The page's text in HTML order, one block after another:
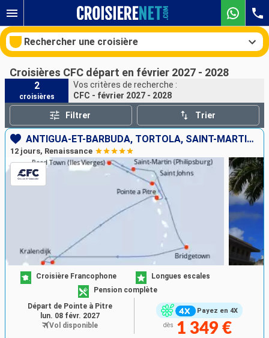
Rechercher une croisière
Nos destinations
Mois de départ
Ports Compagnies
Rechercher
Croisières CFC départ en février 2027 - 2028
2
croisières
Vos critères de recherche :
CFC - février 2027 - 2028
Filtrer Trier
ANTIGUA-ET-BARBUDA, TORTOLA, SAINT-MARTIN, BARBADE, BONAIRE, GUADELOUPE
12 jours, Renaissance
Payez en 4X
Croisière Francophone
Longues escales
Pension complète
dès 1 349 €
Départ de Pointe à Pitre
lun. 08 févr. 2027
Vol disponible